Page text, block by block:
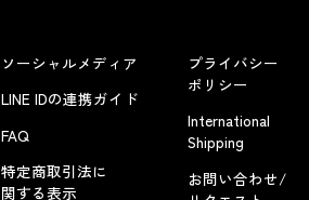
ソーシャルメディア
LINE IDの連携ガイド
FAQ
特定商取引法に
関する表示
プライバシー
ポリシー
International
Shipping
お問い合わせ/